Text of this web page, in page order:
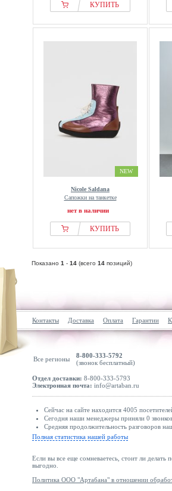
КУПИТЬ
NEW
Nicole Saldana
Сапожки на танкетке
нет в наличии
КУПИТЬ
Показано 1 - 14 (всего 14 позиций)
Контакты Доставка Оплата Гарантии
Все регионы
8-800-333-5792
(звонок бесплатный)
Отдел доставки: 8-800-333-5793
Электронная почта: info@artaban.ru
Сейчас на сайте находится 4005
Сегодня наши менеджеры приняли 0
Средняя продолжительность разговоров
Полная статистика нашей работы
Если вы все еще сомневаетесь, стоит ли делать
выгодно.
Политика ООО "Артабана" в отношении